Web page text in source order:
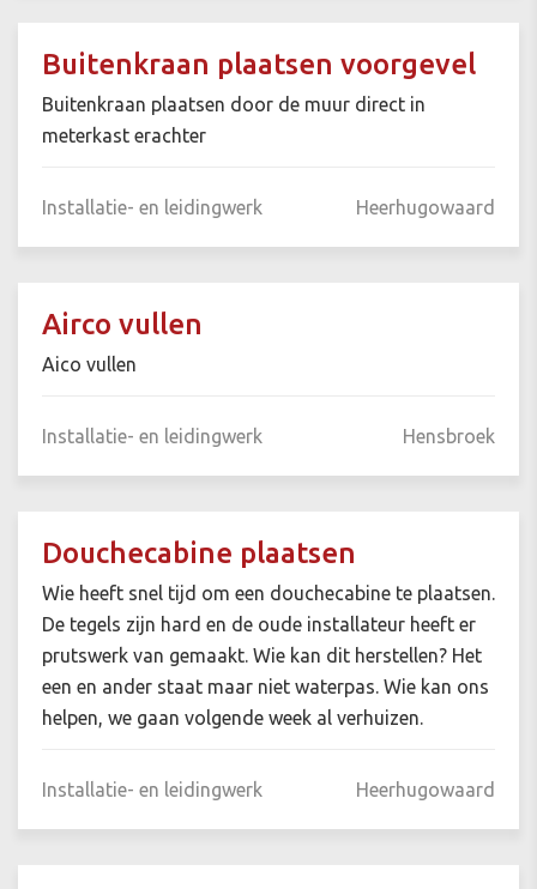
Buitenkraan plaatsen voorgevel
Buitenkraan plaatsen door de muur direct in
meterkast erachter
Installatie- en leidingwerk Heerhugowaard
Airco vullen
Aico vullen
Installatie- en leidingwerk Hensbroek
Douchecabine plaatsen
Wie heeft snel tijd om een douchecabine te plaatsen.
De tegels zijn hard en de oude installateur heeft er
prutswerk van gemaakt. Wie kan dit herstellen? Het
een en ander staat maar niet waterpas. Wie kan ons
helpen, we gaan volgende week al verhuizen.
Installatie- en leidingwerk Heerhugowaard